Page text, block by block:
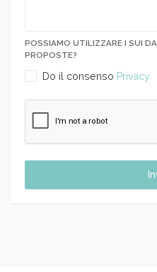
POSSIAMO UTILIZZARE I SUI
PROPOSTE?
Do il consenso Privacy